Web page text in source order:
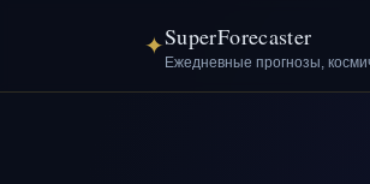
✦SuperForecaster
Ежедневные прогнозы,